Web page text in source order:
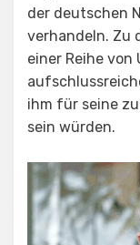
der deutschen
verhandeln. Zu
einer Reihe
ihm für seine
sein würden.